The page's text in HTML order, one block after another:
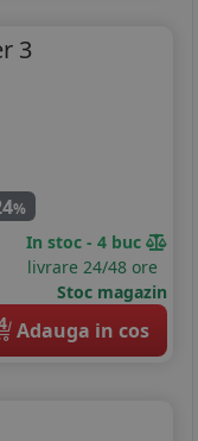
3
%
In stoc - 4 buc
livrare 24/48 ore
Stoc magazin
Adauga in cos